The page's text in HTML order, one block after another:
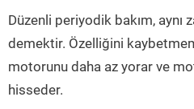
Düzenli periyodik bakım, aynı
demektir. Özelliğini
motorunu daha az yorar ve
hisseder.